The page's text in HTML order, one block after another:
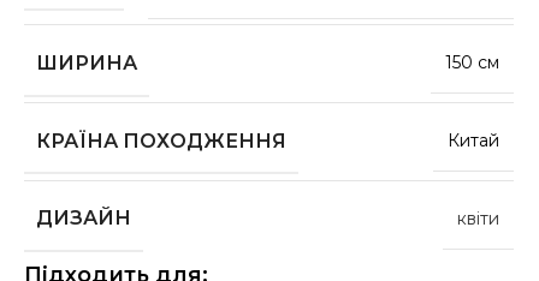
ШИРИНА 150 см
КРАЇНА ПОХОДЖЕННЯ Китай
ДИЗАЙН квіти
Підходить для: